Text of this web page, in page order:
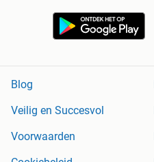
Blog
Veilig en Succesvol
Voorwaarden